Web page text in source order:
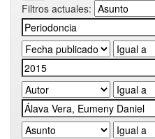
Filtros actuales: